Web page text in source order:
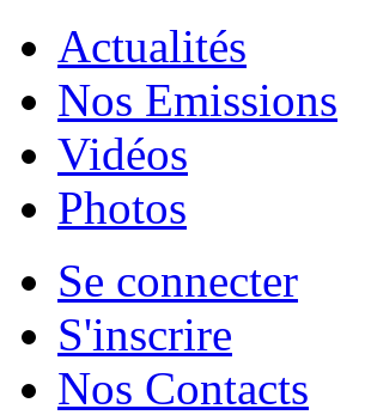
Actualités
Nos Emissions
Vidéos
Photos
Se connecter
S'inscrire
Nos Contacts